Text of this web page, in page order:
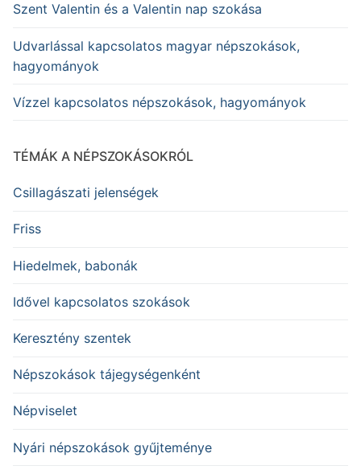
Szent Valentin és a Valentin nap szokása
Udvarlással kapcsolatos magyar népszokások,
hagyományok
Vízzel kapcsolatos népszokások, hagyományok
TÉMÁK A NÉPSZOKÁSOKRÓL
Csillagászati jelenségek
Friss
Hiedelmek, babonák
Idővel kapcsolatos szokások
Keresztény szentek
Népszokások tájegységenként
Népviselet
Nyári népszokások gyűjteménye